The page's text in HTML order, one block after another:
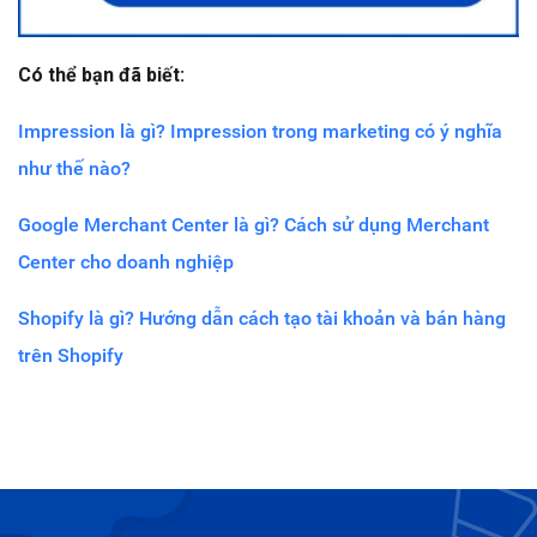
Có thể bạn đã biết:
Impression là gì? Impression trong marketing có ý nghĩa
như thế nào?
Google Merchant Center là gì? Cách sử dụng Merchant
Center cho doanh nghiệp
Shopify là gì? Hướng dẫn cách tạo tài khoản và bán hàng
trên Shopify